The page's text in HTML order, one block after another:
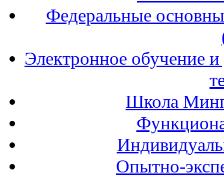
Федеральные
Электронное обучение
Школа
Опытно-